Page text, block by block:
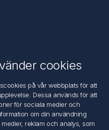
cookies
på vår webbplats för att
Dessa används för att
för sociala medier och
om din användning
reklam och analys, som